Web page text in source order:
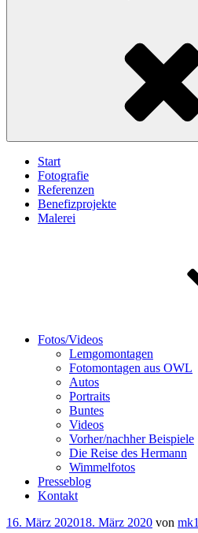
Start
Fotografie
Referenzen
Benefizprojekte
Malerei
Fotos/Videos
Lemgomontagen
Fotomontagen aus OWL
Autos
Portraits
Buntes
Videos
Vorher/nachher Beispiele
Die Reise des Hermann
Wimmelfotos
Presseblog
Kontakt
Veröffentlicht
16. März 202018. März 2020 von mk1